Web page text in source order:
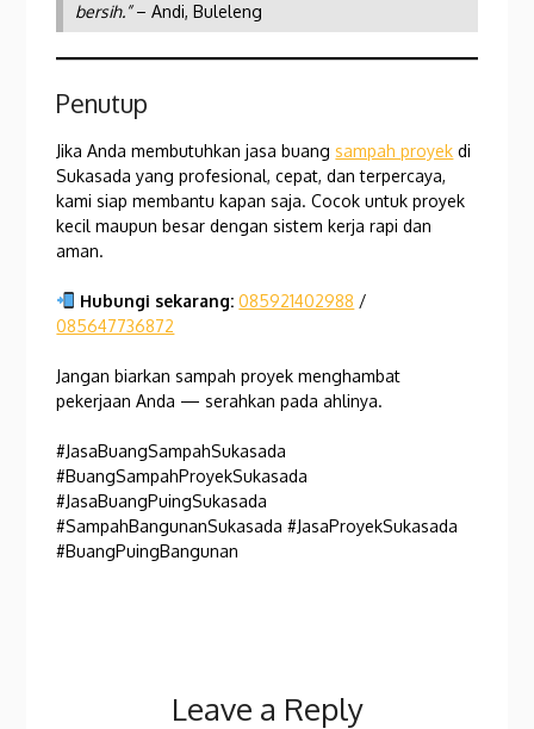
bersih.”– Andi, Buleleng
Penutup
Jika Anda membutuhkan jasa buangsampah proyek di
Sukasada yang profesional, cepat, dan terpercaya,
kami siap membantu kapan saja. Cocok untuk proyek
kecil maupun besar dengan sistem kerja rapi dan
aman.
Hubungi sekarang: 085921402988 /
085647736872
Jangan biarkan sampah proyek menghambat
pekerjaan Anda — serahkan pada ahlinya.
#JasaBuangSampahSukasada
#BuangSampahProyekSukasada
#JasaBuangPuingSukasada
#SampahBangunanSukasada #JasaProyekSukasada
#BuangPuingBangunan
Leave a Reply